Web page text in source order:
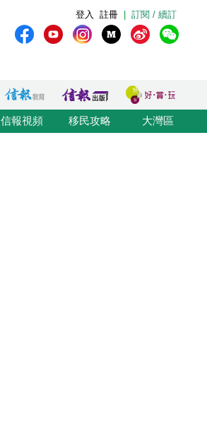
訂閱 / 續訂
註冊
登入
信報視頻 移民攻略 大灣區